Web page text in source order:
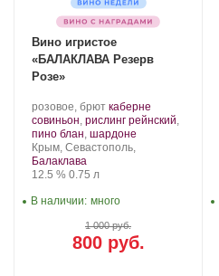
Вино игристое
«БАЛАКЛАВА Резерв
Розе»
Производитель:
Золотая
Балка.
розовое, брют .
Сорт
винограда:
каберне
совиньон, рислинг рейнский,
пино блан, шардоне
Регион:
Крым, Севастополь,
Балаклава
Крепость
12.5 %. Объем
0.75 л
800 руб.
1 000 руб.
В наличии: много